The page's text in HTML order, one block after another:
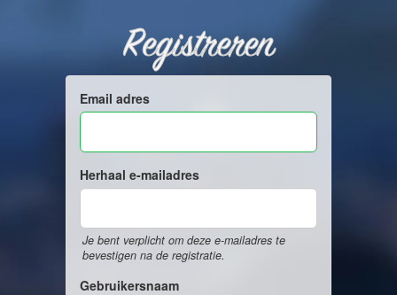
Registreren
Email adres
Herhaal e-mailadres
Je bent verplicht om deze e-mailadres te
bevestigen na de registratie.
Gebruikersnaam